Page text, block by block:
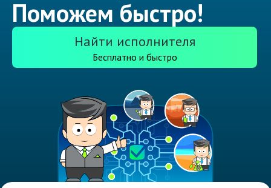
Поможем быстро!
Найти исполнителя
Бесплатно и быстро